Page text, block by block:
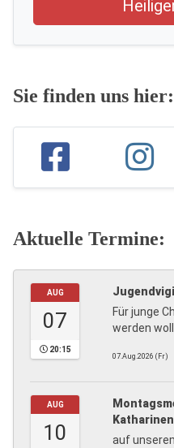
Sie finden uns hier:
Aktuelle Termine:
AUG
07
20:15
Jugendvigil
Für junge
werden
07.Aug.2026 (Fr)
AUG
10
auf